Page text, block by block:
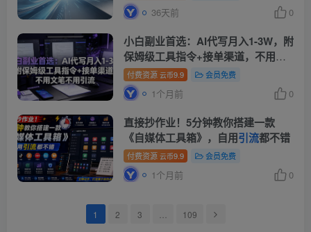
36天前 0
小白副业首选：AI代写月入1-3W，附
保姆级工具指令+接单渠道，不用文
笔不用引流【揭秘】
付费资源 云币9.9 会员免费
1个月前 0
直接抄作业！5分钟教你搭建一款
《自媒体工具箱》，自用引流都不错
付费资源 云币9.9 会员免费
1个月前 0
1 2 3 109